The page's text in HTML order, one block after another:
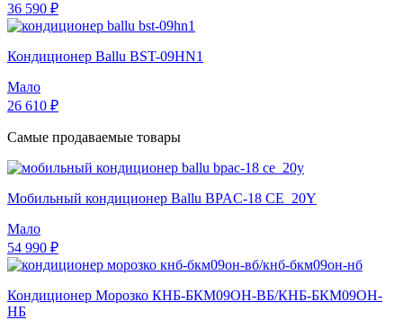
36 590 ₽
Кондиционер Ballu BST-09HN1
Мало
26 610 ₽
Самые продаваемые товары
Мобильный кондиционер Ballu BPAC-18 CE_20Y
Мало
54 990 ₽
Кондиционер Морозко КНБ-БКМ09ОН-ВБ/КНБ-БКМ09ОН-
НБ